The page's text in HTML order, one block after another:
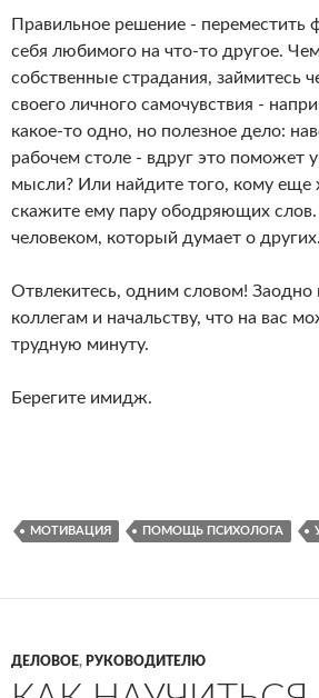
Правильное решение - переместить
себя любимого на что-то другое.
собственные страдания, займитесь
своего личного самочувствия -
какое-то одно, но полезное дело:
рабочем столе - вдруг это поможет
мысли? Или найдите того, кому еще
скажите ему пару ободряющих
человеком, который думает о других.
Отвлекитесь, одним словом! Заодно
коллегам и начальству, что на вас
трудную минуту.
Берегите имидж.
МОТИВАЦИЯ ПОМОЩЬ ПСИХОЛОГА
ДЕЛОВОЕ, РУКОВОДИТЕЛЮ